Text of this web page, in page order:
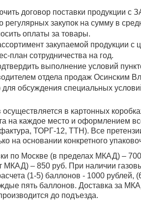
договор поставки продукции с
регулярных закупок на сумму в
оплаты за товары.
закупаемой продукции с
план сотрудничества на год.
выполнение условий
отдела продаж Осинским
для обсуждения специальных
в картонных
на каждое место и оформлением
ТОРГ-12, ТТН). Все
на основании конкретного
по Москве (в пределах МКАД) –
МКАД) – 850 руб. При наличии
(1-5) баллонов - 1000 рублей,
пять баллонов. Доставка за
до подъезда.